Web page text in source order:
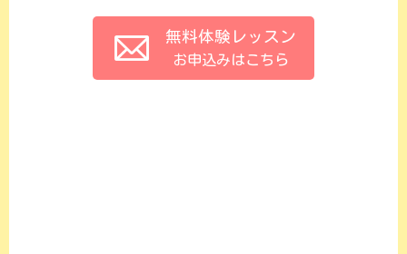
無料体験レッスン
お申込みはこちら